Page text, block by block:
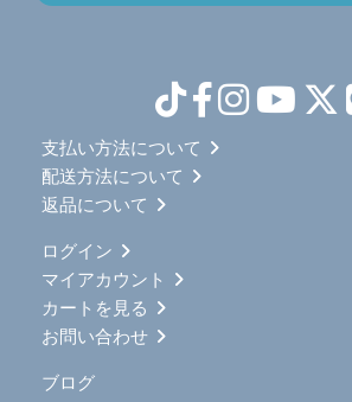
支払い方法について
配送方法について
返品について
ログイン
マイアカウント
カートを見る
お問い合わせ
ブログ